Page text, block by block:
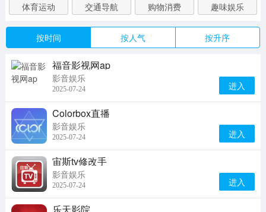
竞速游戏 模拟游戏 体育游戏
策略游戏 文字游戏 角色扮演
体育运动
交通导航 购物消费 趣味娱乐
按时间 按人气 按升序
福音影视网ap
影音娱乐
2025-07-24 进入
Colorbox直播
影音娱乐
2025-07-24 进入
宙斯tv修改手
影音娱乐
2025-07-24 进入